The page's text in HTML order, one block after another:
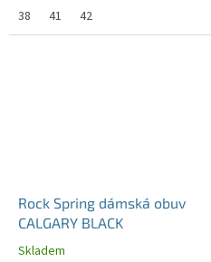
38
41 42
Rock Spring dámská obuv
CALGARY BLACK
Skladem